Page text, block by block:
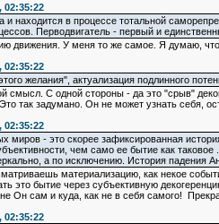
02:35:22
и находится в процессе тотальной
Перводвигатель - первый и
движения. У меня то же самое. Я думаю,
02:35:22
желания", актуализация подлинного
смысл. С одной стороны - да это "срыв"
так задумано. Он не может узнать себя,
02:35:22
- это скорее зафиксированная
чем само ее бытие как
а по исключению. История падения
материализацию, как некое
это бытие через субъективную
Он сам и куда, как не в себя самого!
02:35:22